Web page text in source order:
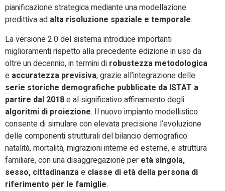
pianificazione strategica mediante una modellazione
predittiva ad alta risoluzione spaziale e temporale.
La versione 2.0 del sistema introduce importanti
miglioramenti rispetto alla precedente edizione in uso da
oltre un decennio, in termini di robustezza metodologica
e accuratezza previsiva, grazie all’integrazione delle
serie storiche demografiche pubblicate da ISTAT a
partire dal 2018e al significativo affinamento degli
algoritmi di proiezione. Il nuovo impianto modellistico
consente di simulare con elevata precisione l’evoluzione
delle componenti strutturali del bilancio demografico:
natalità, mortalità, migrazioni interne ed esterne, e struttura
familiare, con una disaggregazione per età singola,
sesso, cittadinanzae classe di età della persona di
riferimento per le famiglie.